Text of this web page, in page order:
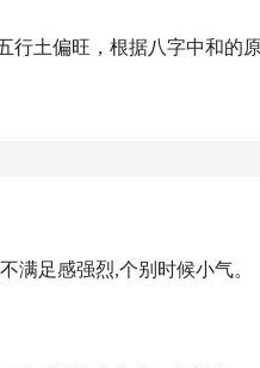
土偏旺，根据八字中和的
满足感强烈,个别时候小气。